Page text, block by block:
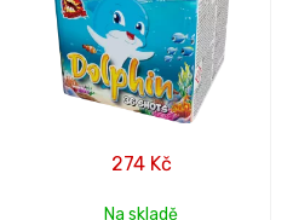
274 Kč
Na skladě